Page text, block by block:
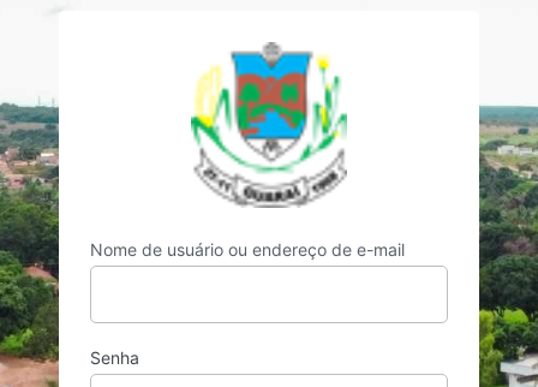
Acessar
Nome de usuário ou endereço de e-mail
Senha